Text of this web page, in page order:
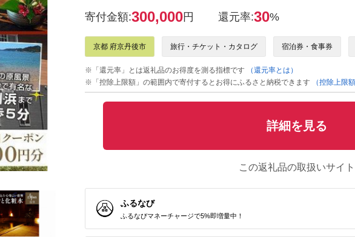
寄付金額:300,000円 還元率:30%
京都 府京丹後市 旅行・チケット・カタログ 宿泊券・食事券
※「還元率」とは返礼品のお得度を測る指標です
（還元率とは）
※「控除上限額」の範囲内で寄付するとお得にふるさと納税できます
（控除上限
詳細を見る
この返礼品の取扱いサイト
ふるなび
ふるなびマネーチャージで5%即増量中！